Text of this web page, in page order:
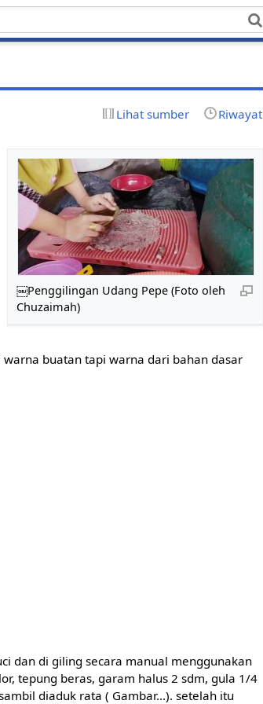
Lihat sumber Riwayat
￼Penggilingan Udang Pepe (Foto oleh
Chuzaimah)
buatan tapi warna dari bahan dasar
dan di giling secara manual menggunakan
tepung beras, garam halus 2 sdm, gula 1/4
diaduk rata ( Gambar...). setelah itu